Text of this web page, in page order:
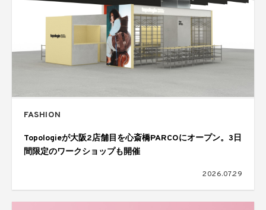
FASHION
Topologieが大阪2店舗目を心斎橋PARCOにオープン。3日
間限定のワークショップも開催
2026.07.29